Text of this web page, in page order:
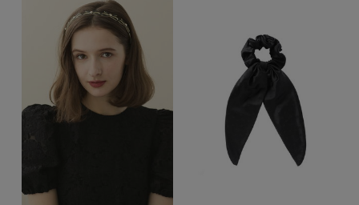
【レース】上品な透け感
【雨の日】急な雨対策グッズ
【限定】ここでしか買えないアイテム
【ペプラム】トレンドシルエット
ブラウス・シャツ
カットソー・Tシャツ
ワンピース・チュニック
すべてのシューズ
サンダル
パンプス
バッグ・財布
すべてのバッグ・財布
カゴバッグ
ファッション小物
すべてのファッション小物
アクセサリー
ピアス・イヤリング
すべてのランジェリー
スポーツ
よくあるご質問
COLOR 全てのカラー
全てのサイズ
販売状況 すべて
全ての価格